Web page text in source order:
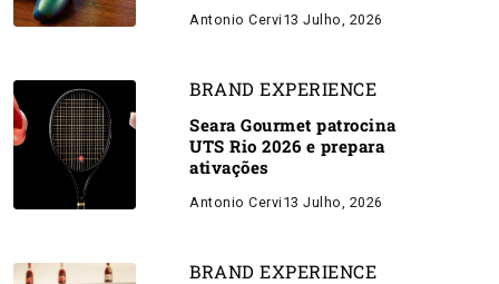
Antonio Cervi 13 Julho, 2026
BRAND EXPERIENCE
Seara Gourmet patrocina
UTS Rio 2026 e prepara
ativações
Antonio Cervi 13 Julho, 2026
BRAND EXPERIENCE